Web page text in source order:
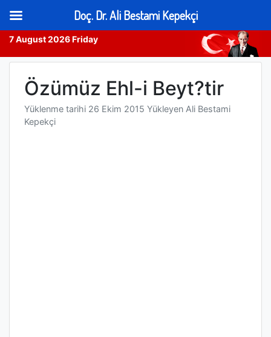
7 August 2026 Friday
Skip
contentÖzümüz Ehl-i Beyt?tir
Yüklenme tarihi 26 Ekim 2015 Yükleyen Ali Bestami
Kepekçi
Doç. Dr. Ali Bestami Kepekçi